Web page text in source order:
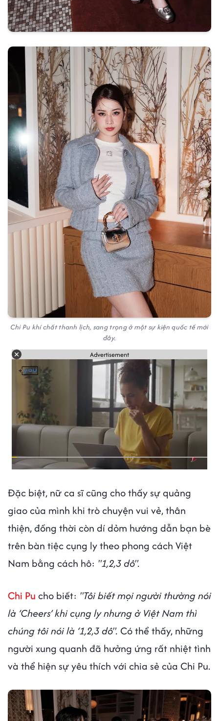
Chi Pu khí chất thanh lịch, sang trọng ở một sự kiện quốc tế mới
đây.
Advertisement
Đặc biệt, nữ ca sĩ cũng cho thấy sự quảng
giao của mình khi trò chuyện vui vẻ, thân
thiện, đồng thời còn dí dỏm hướng dẫn bạn bè
trên bàn tiệc cụng ly theo phong cách Việt
Nam bằng cách hô: "1,2,3 dô".
Chi Pu cho biết: "Tôi biết mọi người thường nói
là ‘Cheers’ khi cụng ly nhưng ở Việt Nam thì
chúng tôi nói là ‘1,2,3 dô". Có thể thấy, những
người xung quanh đã hưởng ứng rất nhiệt tình
và thể hiện sự yêu thích với chia sẻ của Chi Pu.